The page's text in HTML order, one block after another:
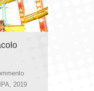
2019